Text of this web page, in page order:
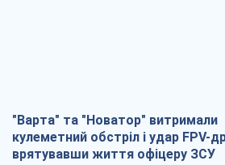
"Варта" та "Новатор" витримали
кулеметний обстріл і удар FPV-
врятувавши життя офіцеру ЗСУ